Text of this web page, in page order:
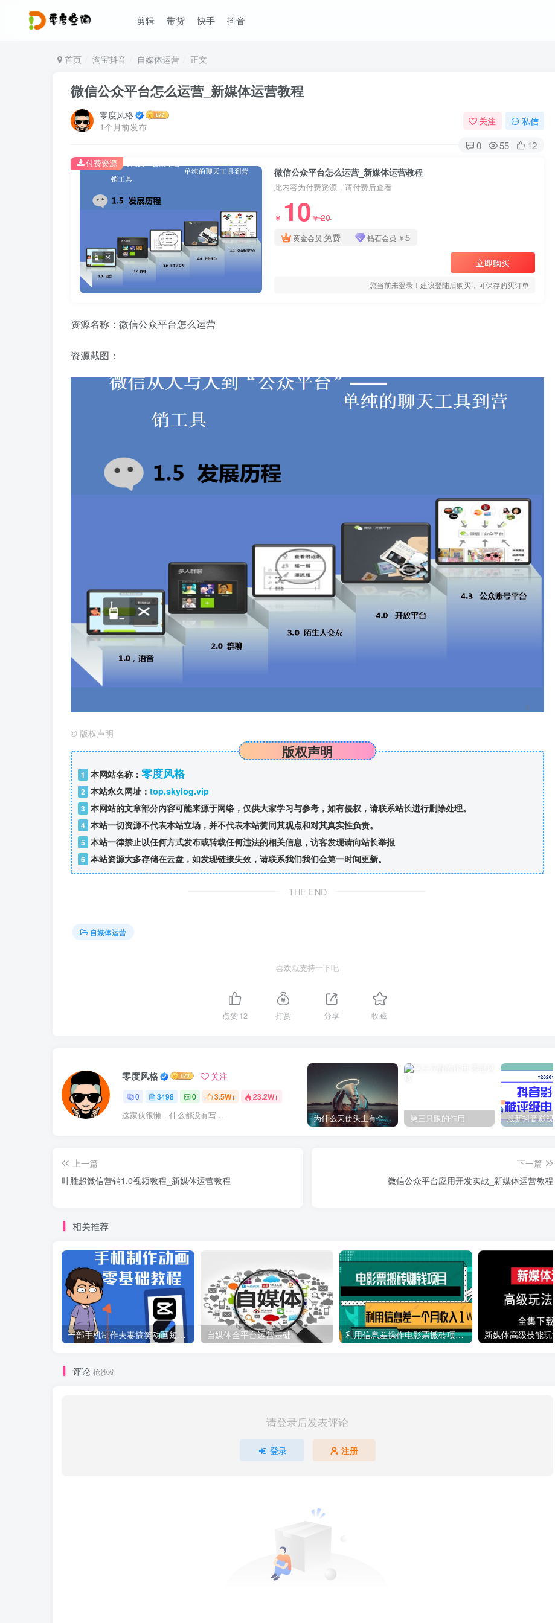
剪辑 带货 快手 抖音
首页 淘宝抖音 自媒体运营 正文
微信公众平台怎么运营_新媒体运营教程
零度风格
1个月前发布
关注 私信
0 55 12
微信公众平台怎么运营_新媒体运营教程
此内容为付费资源，请付费后查看
￥ 10￥20
黄金会员 免费 钻石会员 ￥5
立即购买
您当前未登录！建议登陆后购买，可保存购买订单
付费资源
资源名称：微信公众平台怎么运营
资源截图：
© 版权声明
版权声明
1 本网站名称： 零度风格
2 本站永久网址： top.skylog.vip
3 本网站的文章部分内容可能来源于网络，仅供大家学习与参考，如有侵权，请联系站长进行删除处理。
4 本站一切资源不代表本站立场，并不代表本站赞同其观点和对其真实性负责。
5 本站一律禁止以任何方式发布或转载任何违法的相关信息，访客发现请向站长举报
6 本站资源大多存储在云盘，如发现链接失效，请联系我们我们会第一时间更新。
THE END
自媒体运营
喜欢就支持一下吧
点赞12 打赏 分享 收藏
零度风格 关注
0 3498 0 3.5W+ 23.2W+
这家伙很懒，什么都没有写... 为什么天使头上有个圈？ 第三只眼的作用
上一篇
叶胜超微信营销1.0视频教程_新媒体运营教程
下一篇
微信公众平台应用开发实战_新媒体运营教程
相关推荐
一部手机制作夫妻搞笑动画短视频教程，零基础也能快速上手 自媒体全平台运营基础 利用信息差操作电影票搬砖项目 有流量即可轻松月赚1W+ 新媒体高级技能玩法
评论 抢沙发
请登录后发表评论
登录 注册